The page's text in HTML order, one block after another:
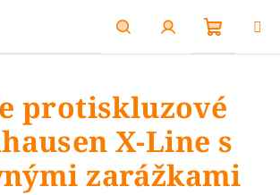
HledatPřihlášení
košík
protiskluzové
X-Line s
zarážkami